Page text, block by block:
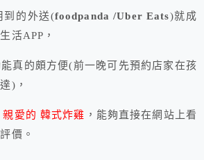
到的外送(foodpanda /Uber Eats)就成
活APP，
真的頗方便(前一晚可先預約店家在孩
)，
親愛的 韓式炸雞 ，能夠直接在網站上看
價。